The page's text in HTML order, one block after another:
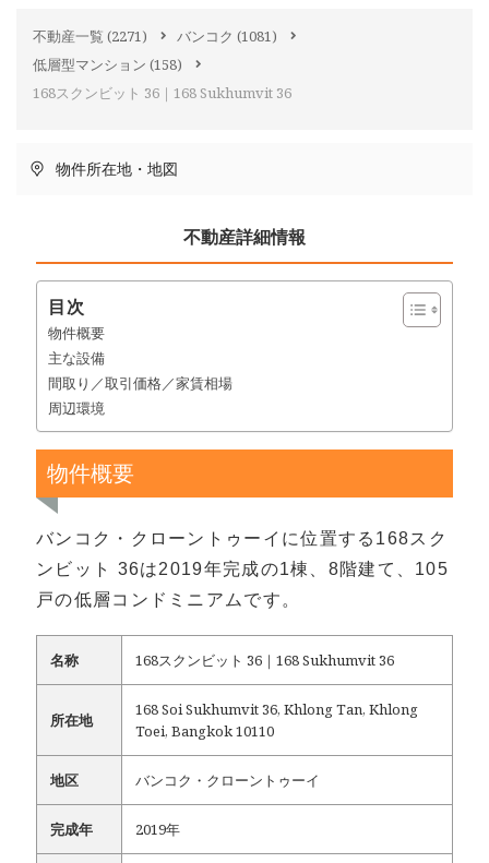
不動産一覧 (2271) バンコク (1081)
低層型マンション (158)
168スクンビット 36｜168 Sukhumvit 36
物件所在地・地図
不動産詳細情報
目次
物件概要
主な設備
間取り／取引価格／家賃相場
周辺環境
物件概要
バンコク・クローントゥーイに位置する168スク
ンビット 36は2019年完成の1棟、8階建て、105
戸の低層コンドミニアムです。
名称 168スクンビット 36｜168 Sukhumvit 36
所在地
168 Soi Sukhumvit 36, Khlong Tan, Khlong
Toei, Bangkok 10110
地区 バンコク・クローントゥーイ
完成年 2019年